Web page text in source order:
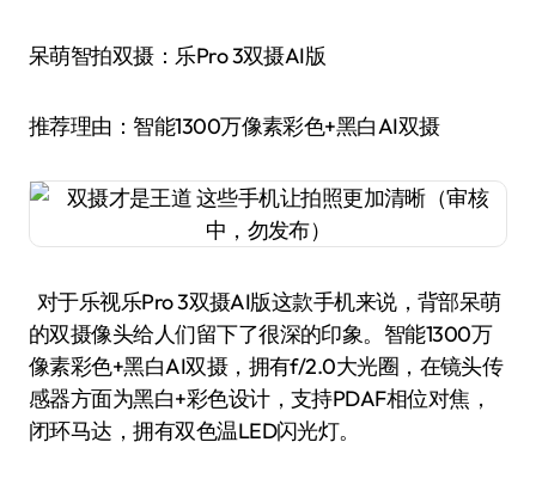
呆萌智拍双摄：乐Pro 3双摄AI版
推荐理由：智能1300万像素彩色+黑白AI双摄
对于乐视乐Pro 3双摄AI版这款手机来说，背部呆萌
的双摄像头给人们留下了很深的印象。智能1300万
像素彩色+黑白AI双摄，拥有f/2.0大光圈，在镜头传
感器方面为黑白+彩色设计，支持PDAF相位对焦，
闭环马达，拥有双色温LED闪光灯。